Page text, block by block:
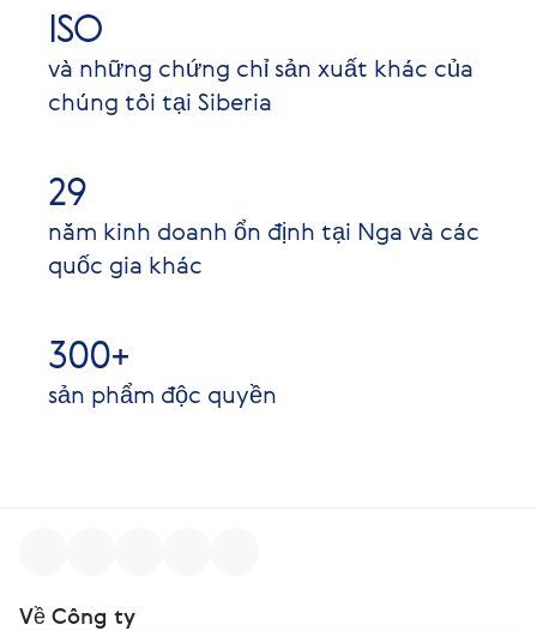
ISO
và những chứng chỉ sản xuất khác của
chúng tôi tại Siberia
29
năm kinh doanh ổn định tại Nga và các
quốc gia khác
300+
sản phẩm độc quyền
Về Công ty